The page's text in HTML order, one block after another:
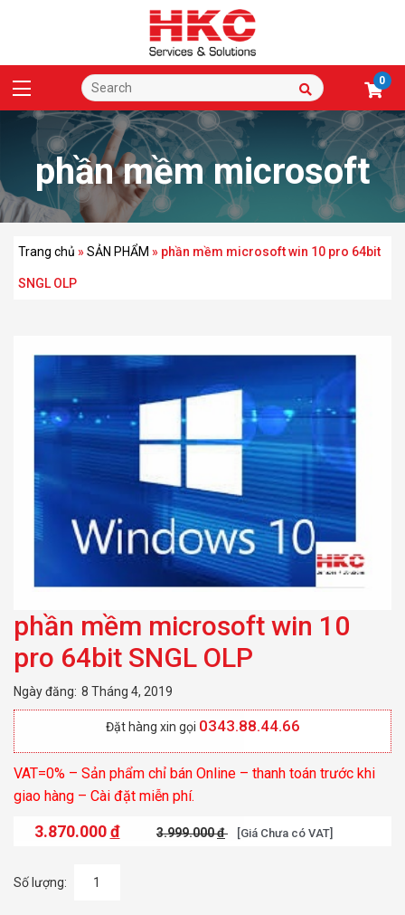
0
phần mềm microsoft
win 10 pro 64bit SNGL
OLP
Trang chủ »SẢN PHẨM » phần mềm microsoft win 10 pro 64bit
SNGL OLP
phần mềm microsoft win 10
pro 64bit SNGL OLP
Ngày đăng: 8 Tháng 4, 2019
Đặt hàng xin gọi 0343.88.44.66
VAT=0% – Sản phẩm chỉ bán Online – thanh toán trước khi
giao hàng – Cài đặt miễn phí.
3.870.000đ 3.999.000đ [Giá Chưa có VAT]
Số lượng: